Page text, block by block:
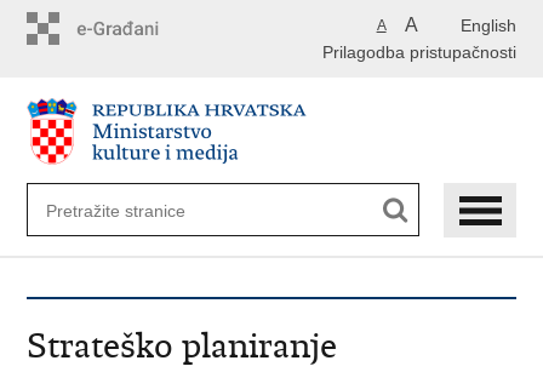
English
A A
Prilagodba pristupačnosti
Strateško planiranje